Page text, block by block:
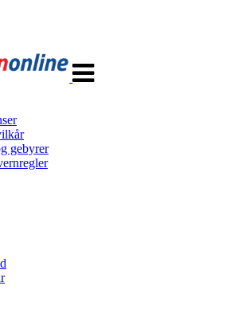
navigasjon
gebyrer